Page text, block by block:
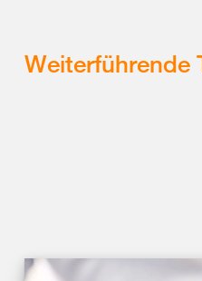
Weiterführende